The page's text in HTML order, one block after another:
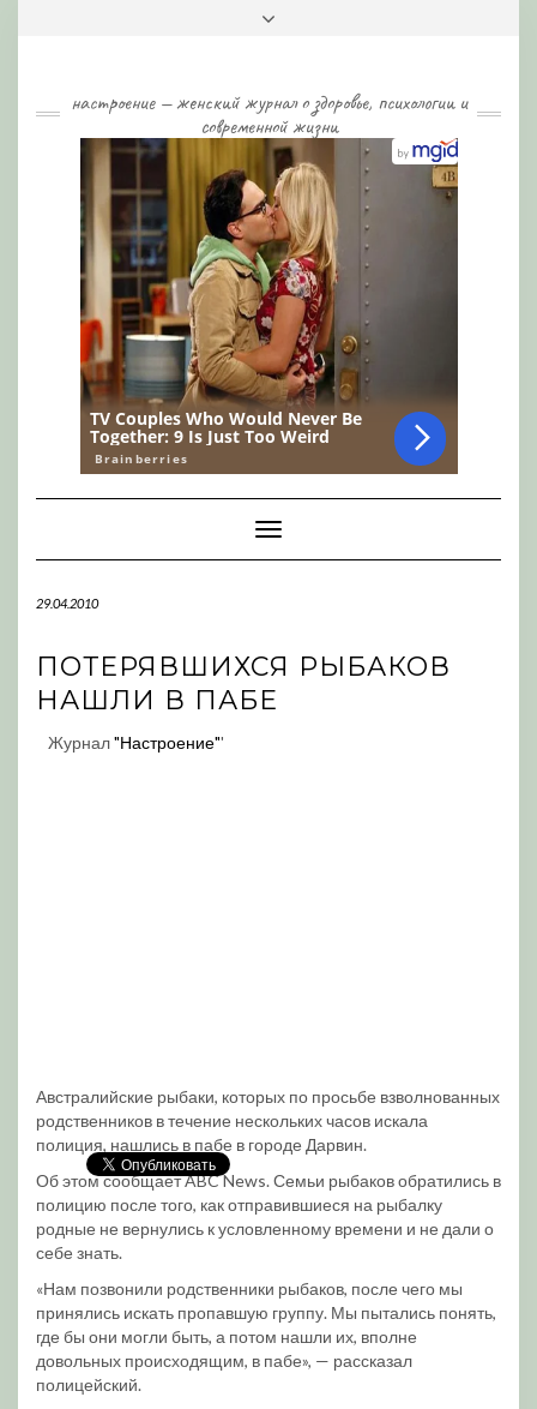
настроение — женский журнал о здоровье, психологии и
современной жизни
Toggle
Navigation
29.04.2010
ПОТЕРЯВШИХСЯ РЫБАКОВ
НАШЛИ В ПАБЕ
Журнал"Настроение"'
Австралийские рыбаки, которых по просьбе взволнованных
родственников в течение нескольких часов искала
полиция, нашлись в пабе в городе Дарвин.
Об этом сообщает ABC News. Семьи рыбаков обратились в
полицию после того, как отправившиеся на рыбалку
родные не вернулись к условленному времени и не дали о
себе знать.
«Нам позвонили родственники рыбаков, после чего мы
принялись искать пропавшую группу. Мы пытались понять,
где бы они могли быть, а потом нашли их, вполне
довольных происходящим, в пабе», — рассказал
полицейский.